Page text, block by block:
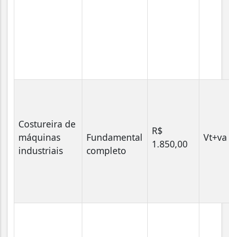
Costureira de
máquinas
industriais
Fundamental
completo
R$
1.850,00
Vt+va